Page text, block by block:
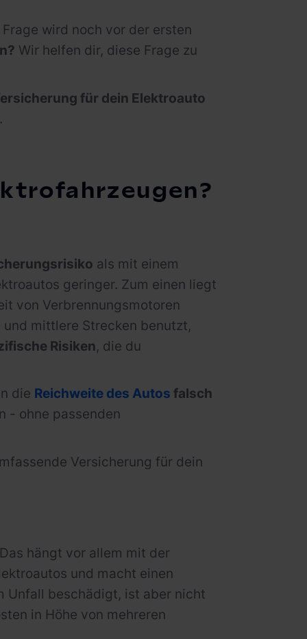
wird noch vor der ersten
Wir helfen dir, diese Frage zu
für dein Elektroauto
als mit einem
geringer. Zum einen liegt
von Verbrennungsmotoren
und mittlere Strecken benutzt,
Risiken, die du
die Reichweite des Autos falsch
- ohne passenden
Versicherung für dein
hängt vor allem mit der
und macht einen
Unfall beschädigt, ist aber nicht
in Höhe von mehreren